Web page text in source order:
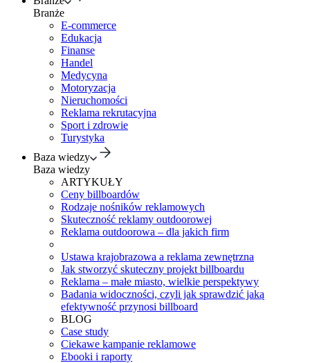
Branże
E-commerce
Edukacja
Finanse
Handel
Medycyna
Motoryzacja
Nieruchomości
Reklama rekrutacyjna
Sport i zdrowie
Turystyka
Baza wiedzy
Baza wiedzy
ARTYKUŁY
Ceny billboardów
Rodzaje nośników reklamowych
Skuteczność reklamy outdoorowej
Reklama outdoorowa – dla jakich firm
Ustawa krajobrazowa a reklama zewnętrzna
Jak stworzyć skuteczny projekt billboardu
Reklama – małe miasto, wielkie perspektywy
Badania widoczności, czyli jak sprawdzić jaką
efektywność przynosi billboard
BLOG
Case study
Ciekawe kampanie reklamowe
Ebooki i raporty